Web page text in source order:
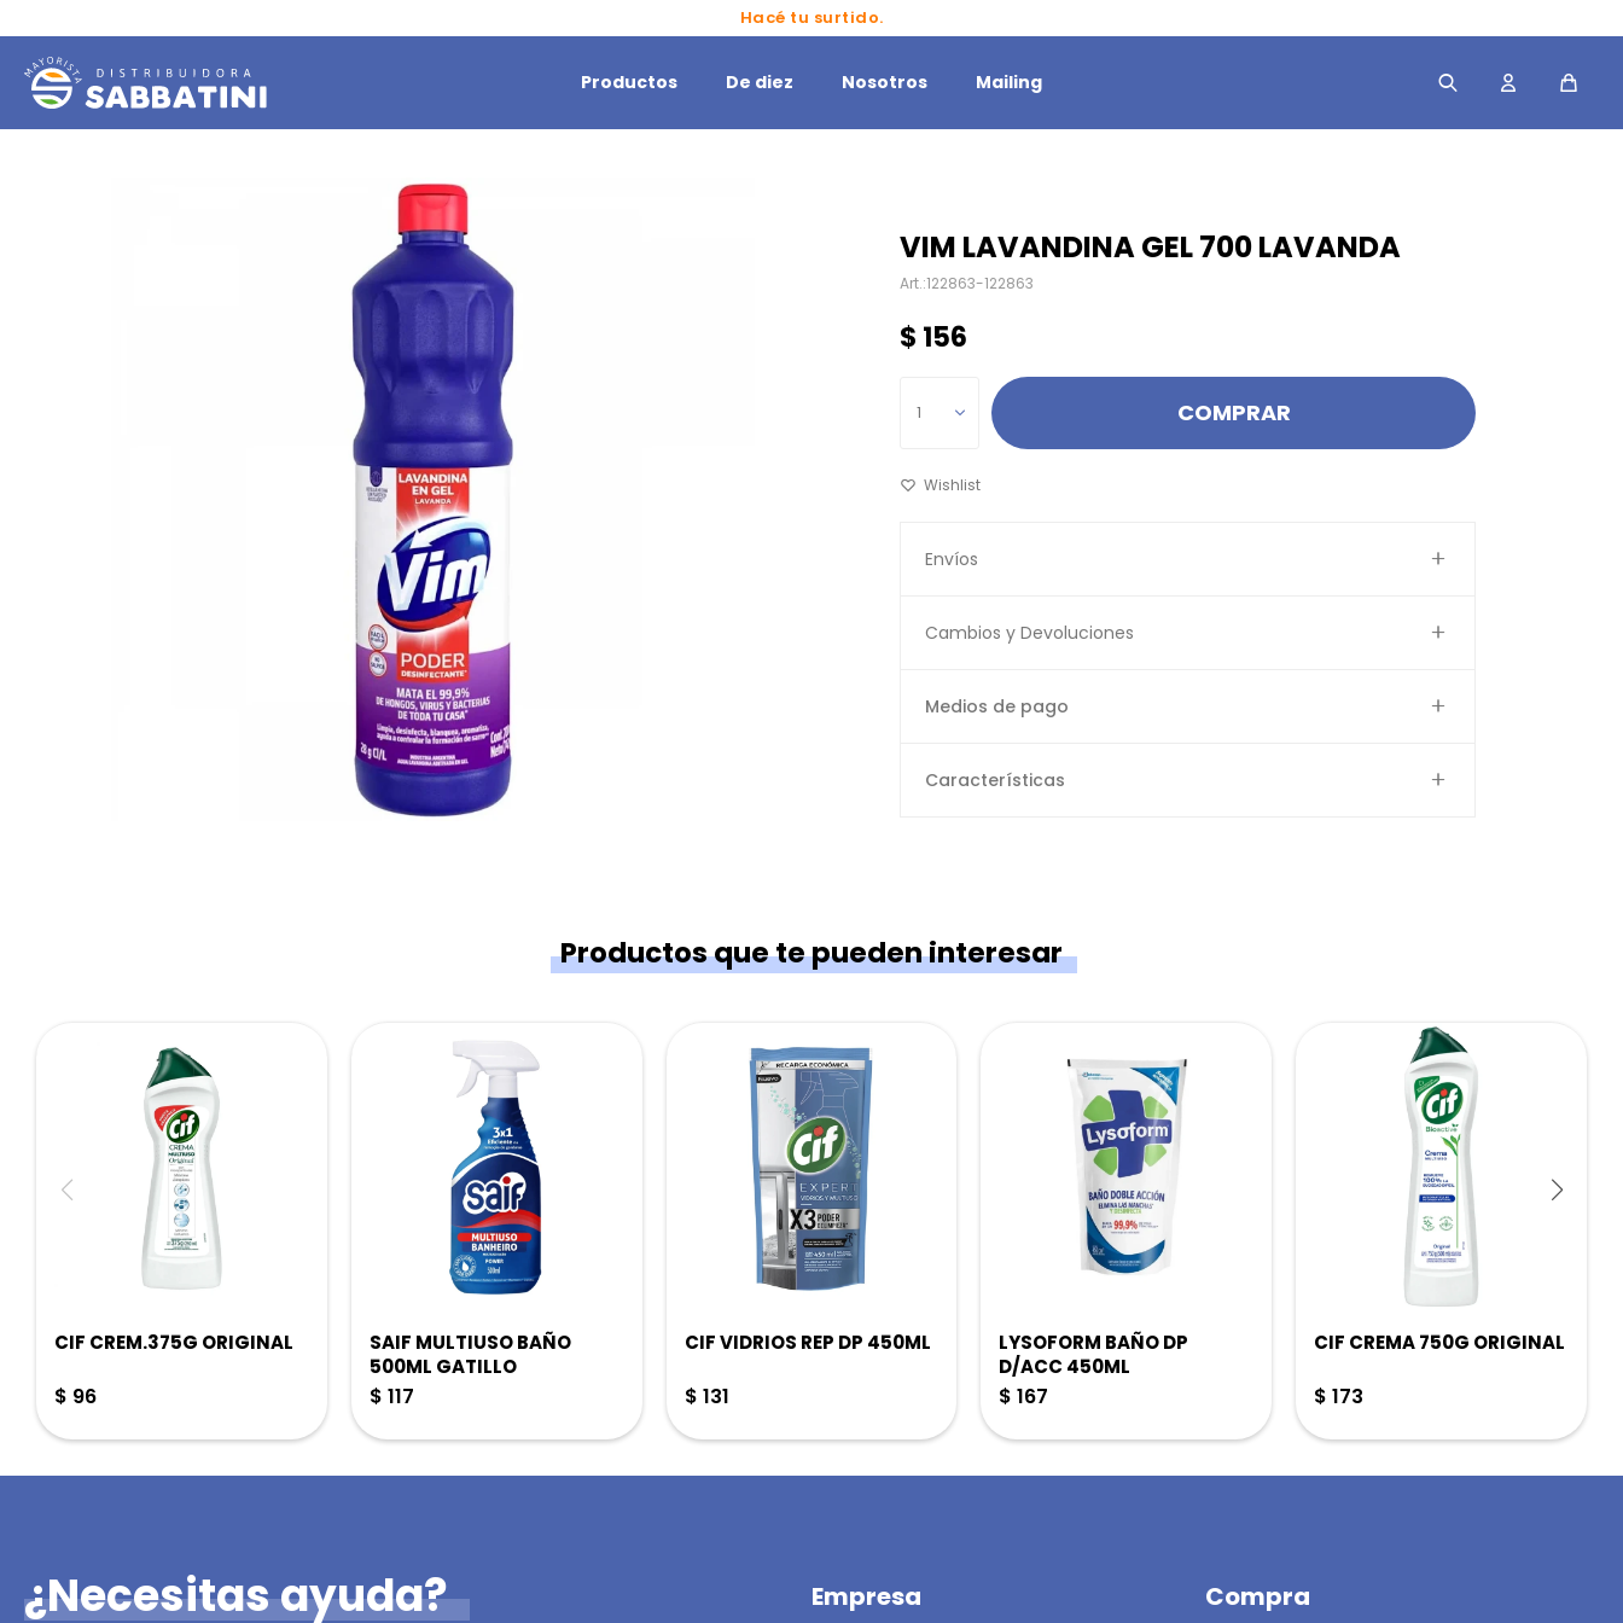
Hacé tu surtido.
Productos De diez Nosotros Mailing
VIM LAVANDINA GEL 700 LAVANDA
122863-122863
$ 156
1 COMPRAR
Envíos
Cambios y Devoluciones
Medios de pago
Características
Productos que te pueden interesar
CIF CREM.375G ORIGINAL
$ 96
SAIF MULTIUSO BAÑO
500ML GATILLO
$ 117
CIF VIDRIOS REP DP 450ML
$ 131
LYSOFORM BAÑO DP
D/ACC 450ML
$ 167
CIF CREMA 750G ORIGINAL
$ 173
¿Necesitas ayuda? Empresa Compra